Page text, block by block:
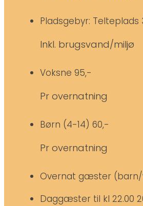
Pladsgebyr: Telteplads
Inkl. brugsvand/miljø
Voksne 95,-
Pr overnatning
Børn (4-14) 60,-
Pr overnatning
Overnat gæster (barn/
Daggæster til kl 22.00